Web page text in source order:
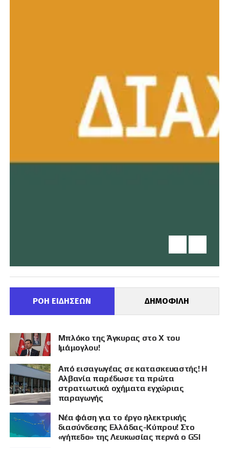
ΡΟΗ ΕΙΔΗΣΕΩΝ ΔΗΜΟΦΙΛΗ
Μπλόκο της Άγκυρας στο X του
Ιμάμογλου!
Από εισαγωγέας σε κατασκευαστής! Η
Αλβανία παρέδωσε τα πρώτα
στρατιωτικά οχήματα εγχώριας
παραγωγής
Νέα φάση για το έργο ηλεκτρικής
διασύνδεσης Ελλάδας-Κύπρου! Στο
«γήπεδο» της Λευκωσίας περνά ο GSI